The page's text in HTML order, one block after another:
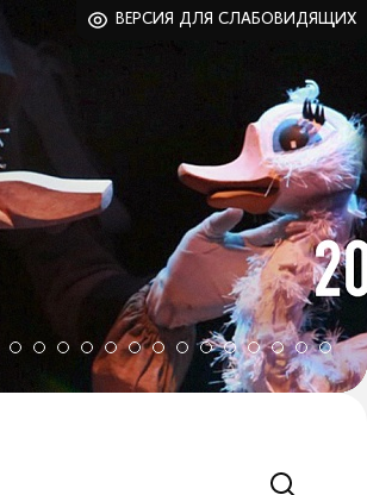
ВЕРСИЯ ДЛЯ СЛАБОВИДЯЩИХ